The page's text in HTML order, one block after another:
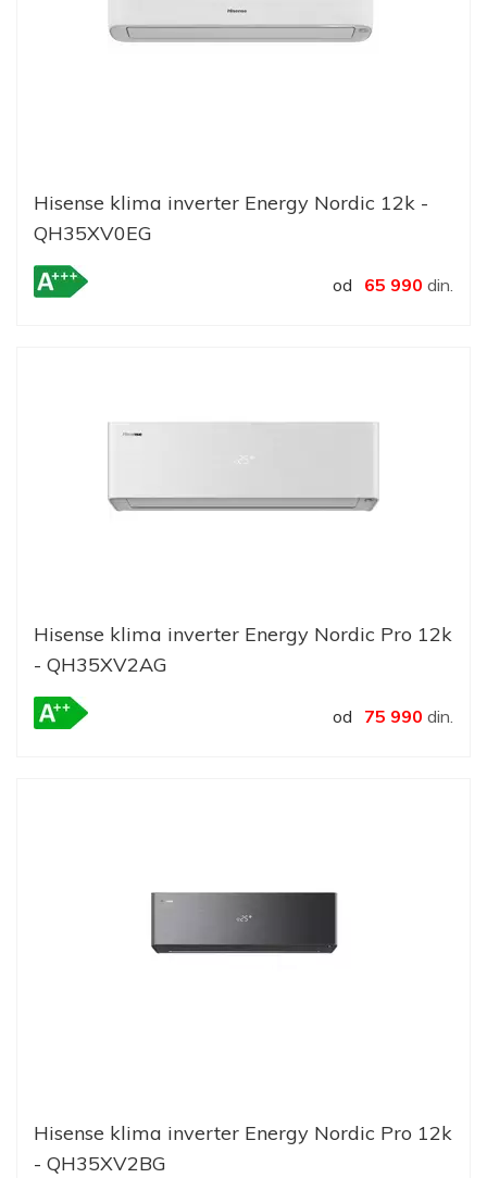
Hisense klima inverter Energy Nordic 12k -
QH35XV0EG
od 65 990 din.
Hisense klima inverter Energy Nordic Pro 12k
- QH35XV2AG
od 75 990 din.
Hisense klima inverter Energy Nordic Pro 12k
- QH35XV2BG